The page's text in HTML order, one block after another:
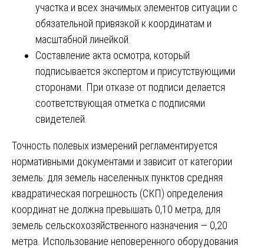
участка и всех значимых элементов ситуации с
обязательной привязкой к координатам и
масштабной линейкой.
Составление акта осмотра, который
подписывается экспертом и присутствующими
сторонами. При отказе от подписи делается
соответствующая отметка с подписями
свидетелей.
Точность полевых измерений регламентируется
нормативными документами и зависит от категории
земель: для земель населенных пунктов средняя
квадратическая погрешность (СКП) определения
координат не должна превышать 0,10 метра, для
земель сельскохозяйственного назначения — 0,20
метра. Использование неповеренного оборудования